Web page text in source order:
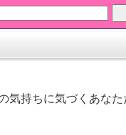
お手伝い】
気持ちに気づくあなた